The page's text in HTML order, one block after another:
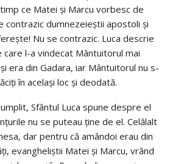
ce Matei şi Marcu vorbesc de
contrazic dumnezeieştii apostoli şi
Nu se contrazic. Luca descrie
l-a vindecat Mântuitorul mai
era din Gadara, iar Mântuitorul nu s-
în acelaşi loc şi deodată.
Sfântul Luca spune despre el
nu se puteau ţine de el. Celălalt
dar pentru că amândoi erau din
evangheliştii Matei şi Marcu, vrând